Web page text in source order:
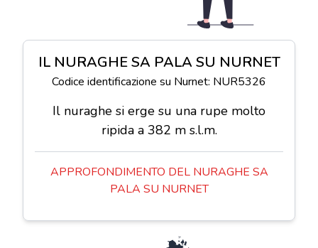
IL NURAGHE SA PALA SU NURNET
Codice identificazione su Nurnet: NUR5326
Il nuraghe si erge su una rupe molto
ripida a 382 m s.l.m.
APPROFONDIMENTO DEL NURAGHE SA
PALA SU NURNET